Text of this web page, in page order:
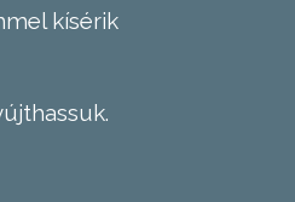
kísérik